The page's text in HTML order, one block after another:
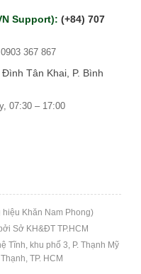
Support): (+84) 707
0903 367 867
Đình Tân Khai, P. Bình
07:30 – 17:00
Khăn Nam Phong)
Sở KH&ĐT TP.HCM
Tĩnh, khu phố 3, P. Thạnh Mỹ
TP. HCM